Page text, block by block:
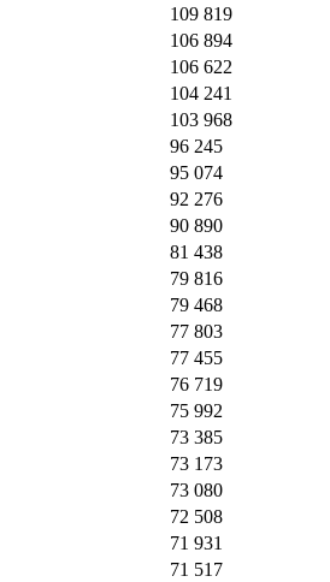
109 819
106 894
106 622
104 241
103 968
96 245
95 074
92 276
90 890
81 438
79 816
79 468
77 803
77 455
76 719
75 992
73 385
73 173
73 080
72 508
71 931
71 517